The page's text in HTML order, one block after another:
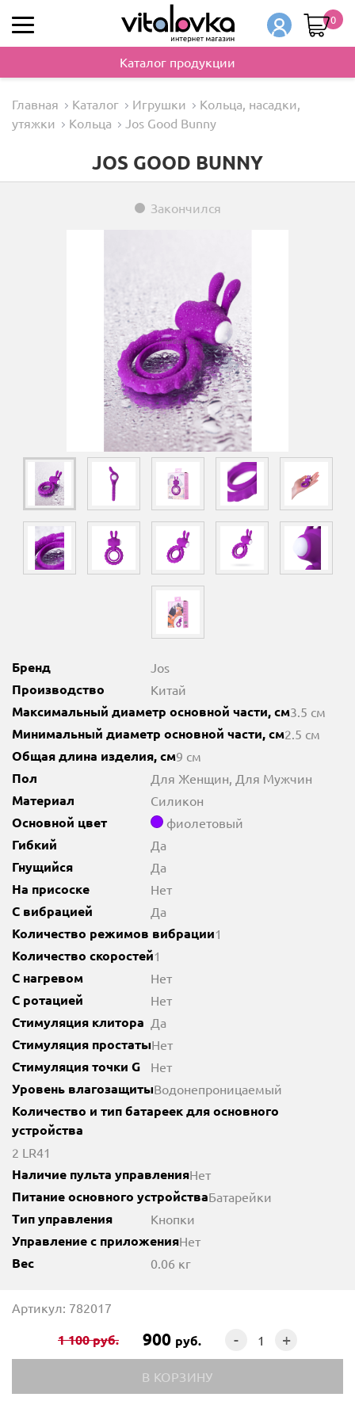
0
Каталог продукции
Главная Каталог Игрушки
Кольца, насадки,
утяжки
Кольца Jos Good Bunny
JOS GOOD BUNNY
Закончился
Бренд Jos
Производство Китай
Максимальный диаметр основной части, см3.5 см
Минимальный диаметр основной части, см2.5 см
Общая длина изделия, см9 см
Пол Для Женщин, Для Мужчин
Материал Силикон
Основной цвет фиолетовый
Гибкий Да
Гнущийся Да
На присоске Нет
С вибрацией Да
Количество режимов вибрации1
Количество скоростей1
С нагревом Нет
С ротацией Нет
Стимуляция клитора Да
Стимуляция простатыНет
Стимуляция точки G Нет
Уровень влагозащитыВодонепроницаемый
Количество и тип батареек для основного
устройства
2 LR41
Наличие пульта управленияНет
Питание основного устройстваБатарейки
Тип управления Кнопки
Управление с приложенияНет
Вес 0.06 кг
Артикул: 782017
1 100руб. 900 руб. - +